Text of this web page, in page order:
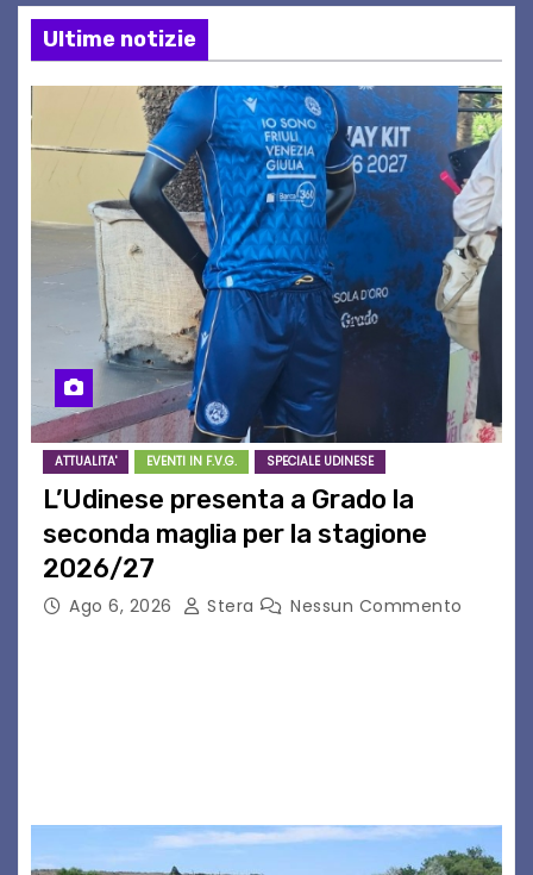
Ultime notizie
ATTUALITA' EVENTI IN F.V.G. SPECIALE UDINESE
L’Udinese presenta a Grado la
seconda maglia per la stagione
2026/27
Ago 6, 2026 Stera Nessun Commento